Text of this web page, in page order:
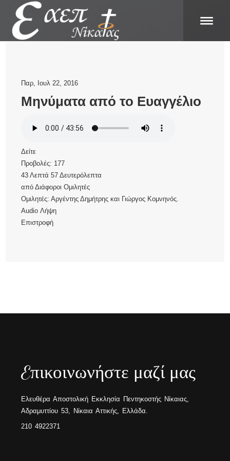
Παρ, Ιουλ 22, 2016
Μηνύματα από το Ευαγγέλιο
Δείτε
Προβολές: 177
43 Λεπτά 57 Δευτερόλεπτα
απόΔιάφοροι Ομιλητές
Ομιλητές: Αργέντης Δημήτρης και Γιώργος Κομνηνός.
Audio Λήψη
Επιστροφή
Eπικοινωνήστε μαζί μας
Ελευθέρα Αποστολική Εκκλησία Πεντηκοστής Νίκαιας,
Αδραμυττίου 53, Νίκαια Αττικής, Ελλάδα.
210 4922371